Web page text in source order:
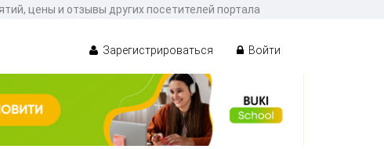
цены и отзывы других посетителей портала
Зарегистрироваться Войти